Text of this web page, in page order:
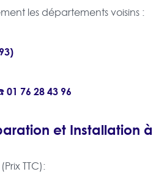
les départements voisins :
01 76 28 43 96
et Installation à
TTC):